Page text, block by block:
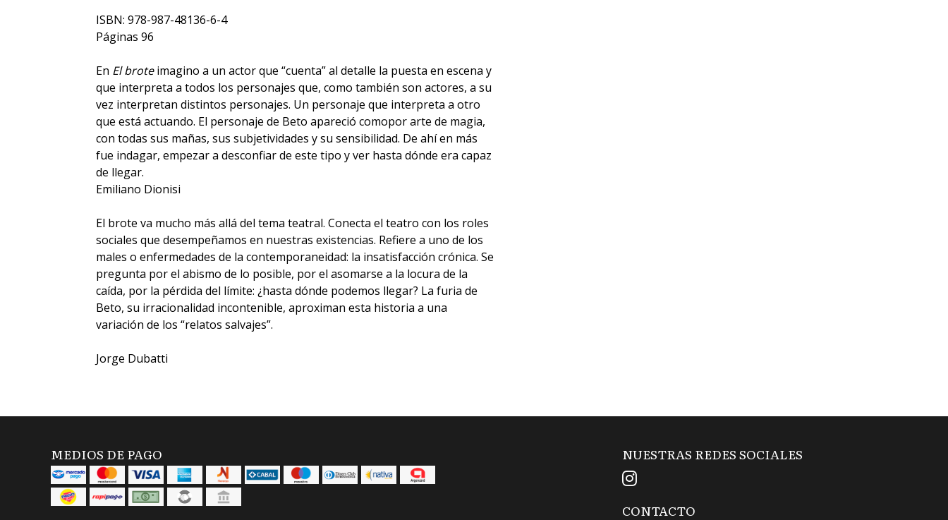
ISBN: 978-987-48136-6-4
Páginas 96
En El broteimagino a un actor que “cuenta” al detalle la puesta en escena y
que interpreta a todos los personajes que, como también son actores, a su
vez interpretan distintos personajes. Un personaje que interpreta a otro
que está actuando. El personaje de Beto apareció comopor arte de magia,
con todas sus mañas, sus subjetividades y su sensibilidad. De ahí en más
fue indagar, empezar a desconfiar de este tipo y ver hasta dónde era capaz
de llegar.
Emiliano Dionisi
El brote va mucho más allá del tema teatral. Conecta el teatro con los roles
sociales que desempeñamos en nuestras existencias. Refiere a uno de los
males o enfermedades de la contemporaneidad: la insatisfacción crónica. Se
pregunta por el abismo de lo posible, por el asomarse a la locura de la
caída, por la pérdida del límite: ¿hasta dónde podemos llegar? La furia de
Beto, su irracionalidad incontenible, aproximan esta historia a una
variación de los “relatos salvajes”.
Jorge Dubatti
MEDIOS DE PAGO NUESTRAS REDES SOCIALES
CONTACTO